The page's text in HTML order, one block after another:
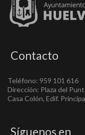
Contacto
Teléfono: 959 101 616
Dirección: Plaza del
Casa Colón, Edif.
Síguenos en